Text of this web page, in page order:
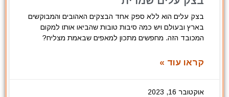
בצק עלים הוא ללא ספק אחד הבצקים האהובים והמבוקשים
בארץ ובעולם ויש כמה סיבות טובות שהביאו אותו למקום
המכובד הזה. מחפשים מתכון למאפים שבאמת מצליח?
קראו עוד »
אוקטובר 16, 2023